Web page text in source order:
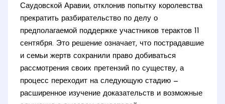
Саудовской Аравии, отклонив попытку королевства
прекратить разбирательство по делу о
предполагаемой поддержке участников терактов 11
сентября. Это решение означает, что пострадавшие
и семьи жертв сохранили право добиваться
рассмотрения своих претензий по существу, а
процесс переходит на следующую стадию —
расширенное изучение доказательств и возможные